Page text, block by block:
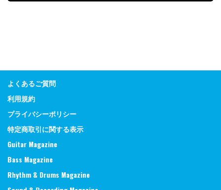
よくあるご質問
利用規約
プライバシーポリシー
特定商取引に関する表示
Guitar Magazine
Bass Magazine
Rhythm & Drums Magazine